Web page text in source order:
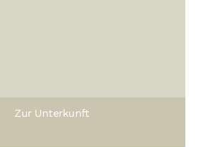
Zur Unterkunft